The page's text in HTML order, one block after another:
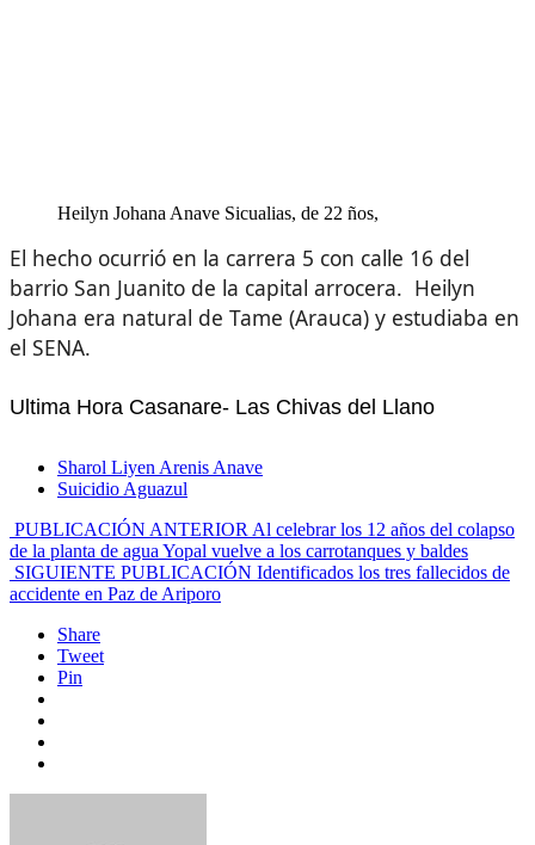
Heilyn Johana Anave Sicualias, de 22 ños,
El hecho ocurrió en la carrera 5 con calle 16 del
barrio San Juanito de la capital arrocera. Heilyn
Johana era natural de Tame (Arauca) y estudiaba en
el SENA.
Ultima Hora Casanare- Las Chivas del Llano
Sharol Liyen Arenis Anave
Suicidio Aguazul
PUBLICACIÓN ANTERIORAl celebrar los 12 años del colapso
de la planta de agua Yopal vuelve a los carrotanques y baldes
SIGUIENTE PUBLICACIÓN Identificados los tres fallecidos de
accidente en Paz de Ariporo
Share
Tweet
Pin